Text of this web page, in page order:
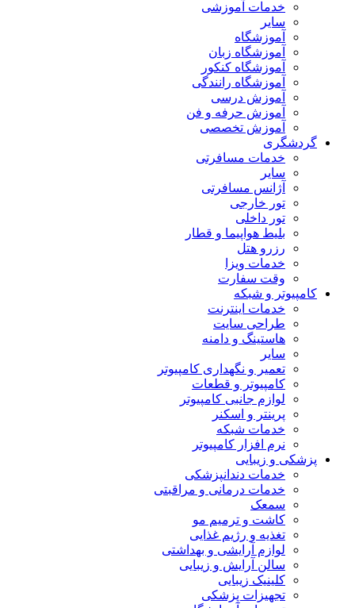
خدمات آموزشی
سایر
آموزشگاه
آموزشگاه زبان
آموزشگاه کنکور
آموزشگاه رانندگی
آموزش درسی
آموزش حرفه و فن
آموزش تخصصی
گردشگری
خدمات مسافرتی
سایر
آژانس مسافرتی
تور خارجی
تور داخلی
بلیط هواپیما و قطار
رزرو هتل
خدمات ویزا
وقت سفارت
کامپیوتر و شبکه
خدمات اینترنت
طراحی سایت
هاستینگ و دامنه
سایر
تعمیر و نگهداری کامپیوتر
کامپیوتر و قطعات
لوازم جانبی کامپیوتر
پرینتر و اسکنر
خدمات شبکه
نرم افزار کامپیوتر
پزشکی و زیبایی
خدمات دندانپزشکی
خدمات درمانی و مراقبتی
سمعک
کاشت و ترمیم مو
تغذیه و رژیم غذایی
لوازم آرایشی و بهداشتی
سالن آرایش و زیبایی
کلینیک زیبایی
تجهیزات پزشکی